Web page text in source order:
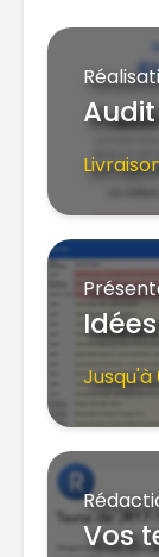
Jusqu'à
Vos